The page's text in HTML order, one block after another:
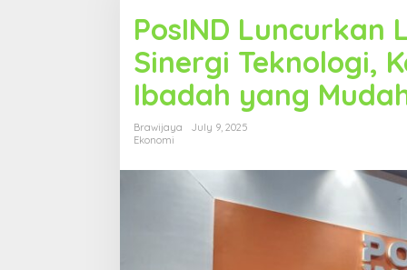
s
I
N
D
L
u
r
a
PosIND Luncurkan
Sinergi Teknologi,
Ibadah yang
Brawijaya
July 9, 2025
Ekonomi